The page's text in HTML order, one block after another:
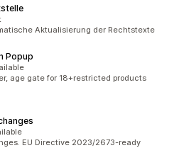
Aktualisierung der Rechtstexte
Popup
age gate for 18+restricted products
EU Directive 2023/2673-ready